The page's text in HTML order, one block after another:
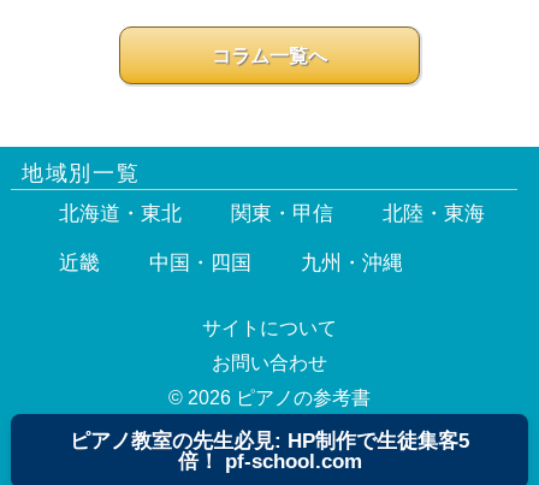
コラム一覧へ
地域別一覧
北海道・東北 関東・甲信 北陸・東海
近畿 中国・四国 九州・沖縄
サイトについて
お問い合わせ
© 2026 ピアノの参考書
ピアノ教室の先生必見: HP制作で生徒集客5
倍！ pf-school.com